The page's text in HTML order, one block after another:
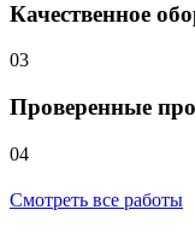
Качественное
03
Проверенные
04
Смотреть все работы